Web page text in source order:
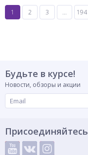
1 2 3 ... 194
Будьте в курсе!
Новости, обзоры и акции
Присоединяйтесь